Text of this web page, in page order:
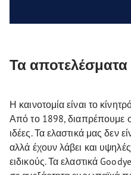
Τα
Η καινοτομία είναι το
Από το 1898, διαπρέπουμε
ιδέες. Τα ελαστικά μας δεν
αλλά έχουν λάβει και
ειδικούς. Τα ελαστικά